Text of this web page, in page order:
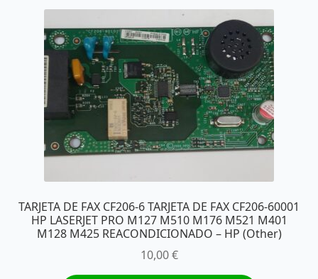
TARJETA DE FAX CF206-6 TARJETA DE FAX CF206-60001
HP LASERJET PRO M127 M510 M176 M521 M401
M128 M425 REACONDICIONADO – HP (Other)
10,00€